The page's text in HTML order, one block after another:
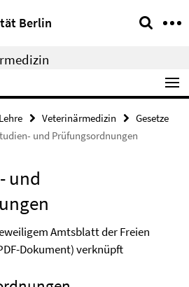
Berlin
Veterinärmedizin
Gesetze
und Prüfungsordnungen
und
Amtsblatt der Freien
Dokument) verknüpft